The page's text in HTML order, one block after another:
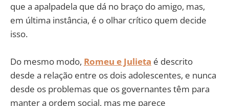
que a apalpadela que dá no braço do amigo, mas,
em última instância, é o olhar crítico quem decide
isso.
Do mesmo modo, Romeu e Julieta é descrito
desde a relação entre os dois adolescentes, e nunca
desde os problemas que os governantes têm para
manter a ordem social, mas me parece